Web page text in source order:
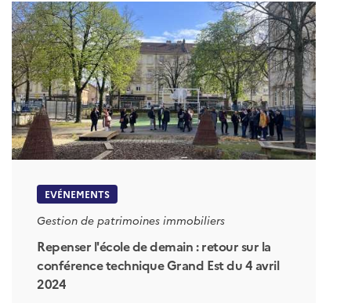
EVÉNEMENTS
Gestion de patrimoines immobiliers
Repenser l'école de demain : retour sur la
conférence technique Grand Est du 4 avril
2024